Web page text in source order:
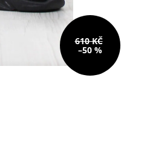
610 KČ
–50 %